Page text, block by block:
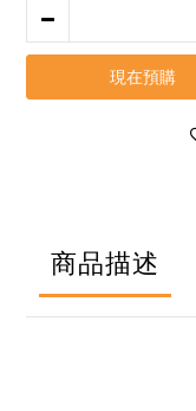
現在預購
商品描述